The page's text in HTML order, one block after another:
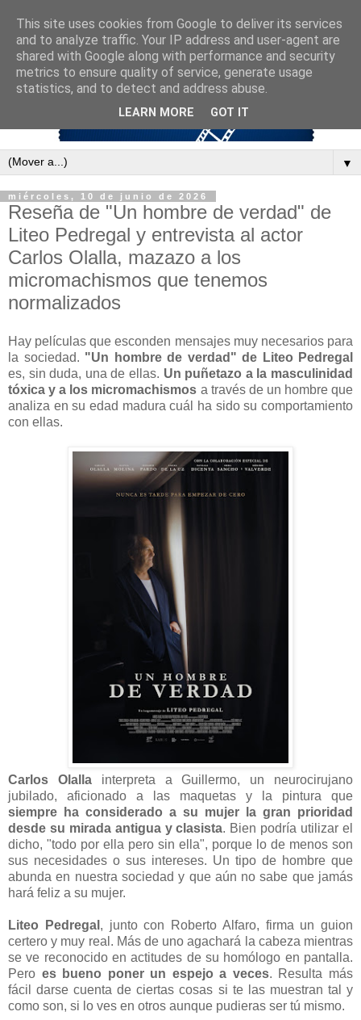
▼
miércoles, 10 de junio de 2026
Reseña de "Un hombre de verdad" de
Liteo Pedregal y entrevista al actor
Carlos Olalla, mazazo a los
micromachismos que tenemos
normalizados
Hay películas que esconden mensajes muy necesarios para
la sociedad. "Un hombre de verdad" de Liteo Pedregal
es, sin duda, una de ellas. Un puñetazo a la masculinidad
tóxica y a los micromachismos a través de un hombre que
analiza en su edad madura cuál ha sido su comportamiento
con ellas.
Carlos Olallainterpreta a Guillermo, un neurocirujano
jubilado, aficionado a las maquetas y la pintura que
siempre ha considerado a su mujer la gran prioridad
desde su mirada antigua y clasista. Bien podría utilizar el
dicho, "todo por ella pero sin ella", porque lo de menos son
sus necesidades o sus intereses. Un tipo de hombre que
abunda en nuestra sociedad y que aún no sabe que jamás
hará feliz a su mujer.
Liteo Pedregal , junto con Roberto Alfaro, firma un guion
certero y muy real. Más de uno agachará la cabeza mientras
se ve reconocido en actitudes de su homólogo en pantalla.
Pero es bueno poner un espejo a veces. Resulta más
fácil darse cuenta de ciertas cosas si te las muestran tal y
como son, si lo ves en otros aunque pudieras ser tú mismo.
This site uses cookies from Google to deliver its services
and to analyze traffic. Your IP address and user-agent are
shared with Google along with performance and security
metrics to ensure quality of service, generate usage
statistics, and to detect and address abuse.
LEARN MORE GOT IT